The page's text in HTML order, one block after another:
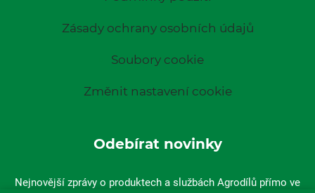
Zásady ochrany osobních údajů
Soubory cookie
Změnit nastavení cookie
Odebírat novinky
Nejnovější zprávy o produktech a službách Agrodílů přímo ve